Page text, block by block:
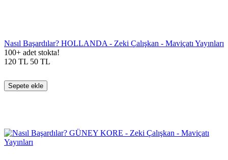
Nasıl Başardılar? HOLLANDA - Zeki Çalışkan - Maviçatı Yayınları
100+ adet stokta!
120 TL 50 TL
Sepete ekle